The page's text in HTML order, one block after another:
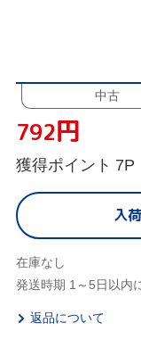
中古
792円
獲得ポイント 7P
入
在庫なし
発送時期 1～5日以内
返品について